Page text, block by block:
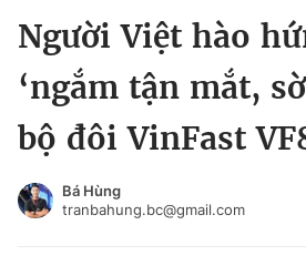
Chuyên mục
Chào ngày mới Tin
Đổi mật khẩu
Tin đã lưu
Tin đã xem
Đăng xuất
Người Việt hào
‘ngắm tận mắt,
bộ đôi VinFast
Bá Hùng
tranbahung.bc@gmail.com